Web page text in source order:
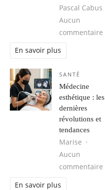
Pascal Cabus
Aucun
commentaire
En savoir plus
SANTÉ
Médecine
esthétique : les
dernières
révolutions et
tendances
Marise
Aucun
commentaire
En savoir plus